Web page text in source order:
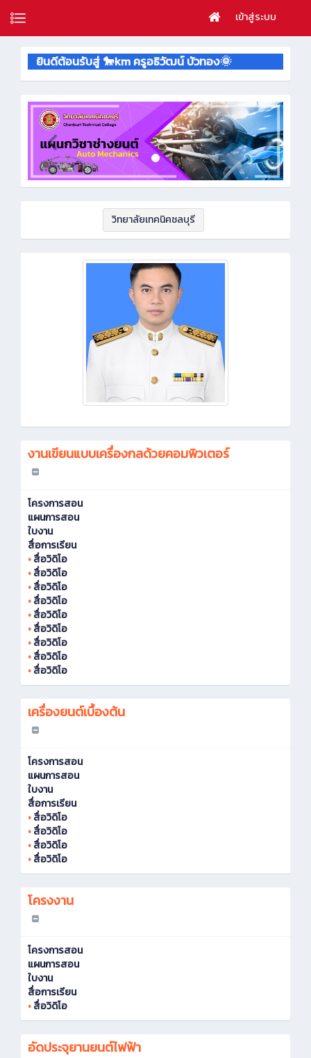
เข้าสู่ระบบ
ยินดีต้อนรับสู่ 🐎km ครูอธิวัฒน์ บัวทอง🌞
วิทยาลัยเทคนิคชลบุรี
งานเขียนแบบเครื่องกลด้วยคอมพิวเตอร์
โครงการสอน
แผนการสอน
ใบงาน
สื่อการเรียน
•สื่อวิดิโอ
•สื่อวิดิโอ
•สื่อวิดิโอ
•สื่อวิดิโอ
•สื่อวิดิโอ
•สื่อวิดิโอ
•สื่อวิดิโอ
•สื่อวิดิโอ
•สื่อวิดิโอ
เครื่องยนต์เบื้องต้น
โครงการสอน
แผนการสอน
ใบงาน
สื่อการเรียน
•สื่อวิดิโอ
•สื่อวิดิโอ
•สื่อวิดิโอ
•สื่อวิดิโอ
โครงงาน
โครงการสอน
แผนการสอน
ใบงาน
สื่อการเรียน
•สื่อวิดิโอ
อัดประจุยานยนต์ไฟฟ้า